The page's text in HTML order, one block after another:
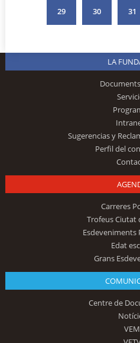
29 30 31
LA
Sugerencias y
Perfil del
Carreres
Trofeus Ciutat
Esdeveniments
Edat
Grans
Centre de
VEM